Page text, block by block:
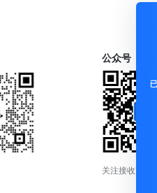
公众号
关注接收更新